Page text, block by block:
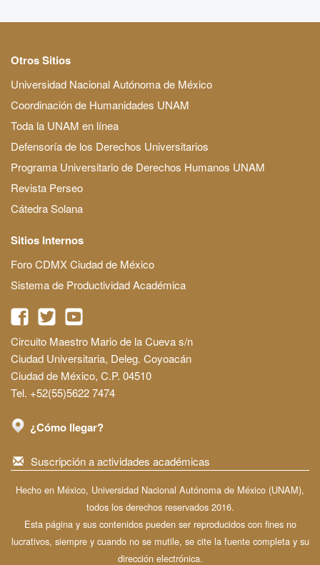
Otros Sitios
Universidad Nacional Autónoma de México
Coordinación de Humanidades UNAM
Toda la UNAM en línea
Defensoría de los Derechos Universitarios
Programa Universitario de Derechos Humanos UNAM
Revista Perseo
Cátedra Solana
Sitios Internos
Foro CDMX Ciudad de México
Sistema de Productividad Académica
Circuito Maestro Mario de la Cueva s/n
Ciudad Universitaria, Deleg. Coyoacán
Ciudad de México, C.P. 04510
Tel. +52(55)5622 7474
¿Cómo llegar?
Suscripción a actividades académicas
Hecho en México, Universidad Nacional Autónoma de México (UNAM),
todos los derechos reservados 2016.
Esta página y sus contenidos pueden ser reproducidos con fines no
lucrativos, siempre y cuando no se mutile, se cite la fuente completa y su
dirección electrónica.